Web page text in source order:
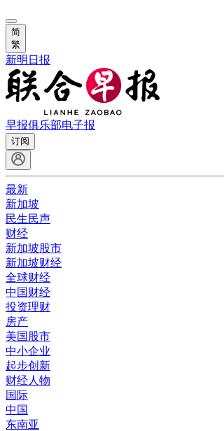
简
繁
新明日报
早报俱乐部电子报
订阅
最新
新加坡
民生民声
财经
新加坡股市
新加坡财经
全球财经
中国财经
投资理财
房产
美国股市
中小企业
起步创新
财经人物
国际
中国
东南亚